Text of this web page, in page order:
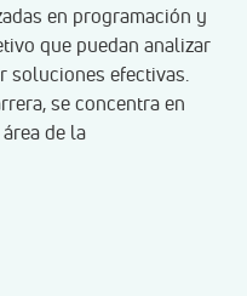
en programación y
que puedan analizar
soluciones efectivas.
se concentra en
de la